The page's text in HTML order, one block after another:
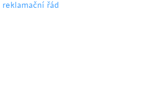
reklamační řád